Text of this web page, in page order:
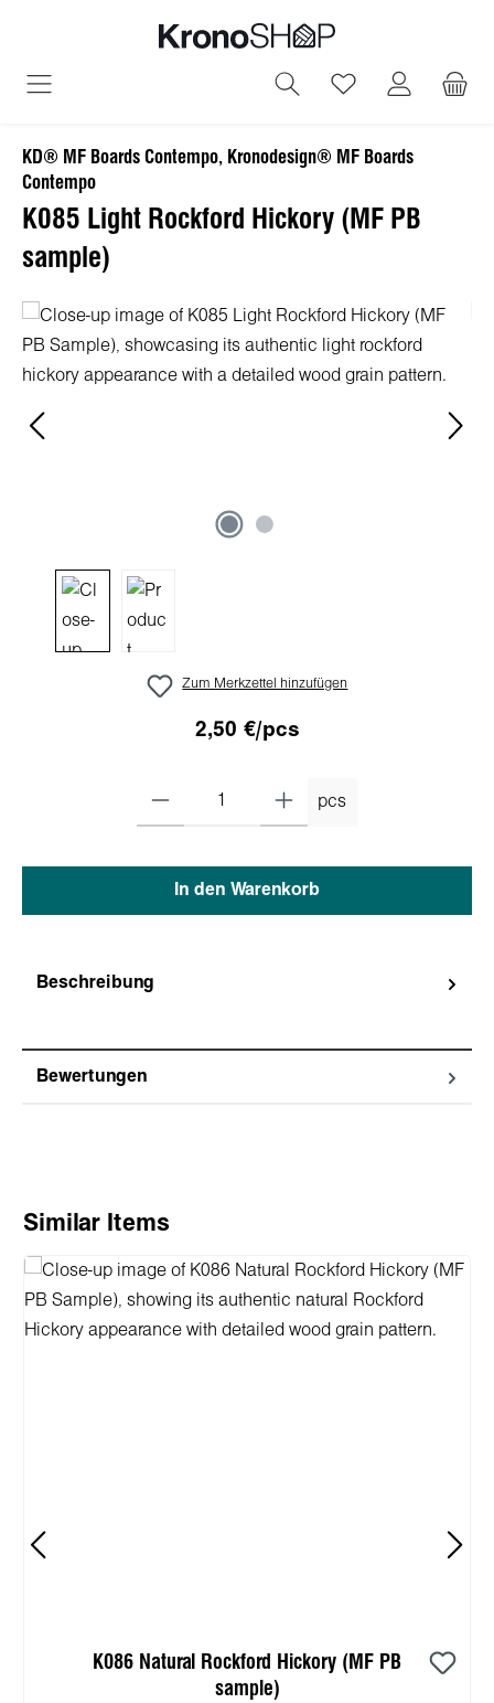
Du hast 0
KD® MF Boards Contempo, Kronodesign® MF Boards
Contempo
K085 Light Rockford Hickory (MF PB
sample)
Bildergalerie überspringen
Zum Merkzettel hinzufügen
2,50 €/pcs
pcs
In den Warenkorb
Beschreibung
Bewertungen
Produktgalerie überspringen
Similar Items
K086 Natural Rockford Hickory (MF PB
sample)